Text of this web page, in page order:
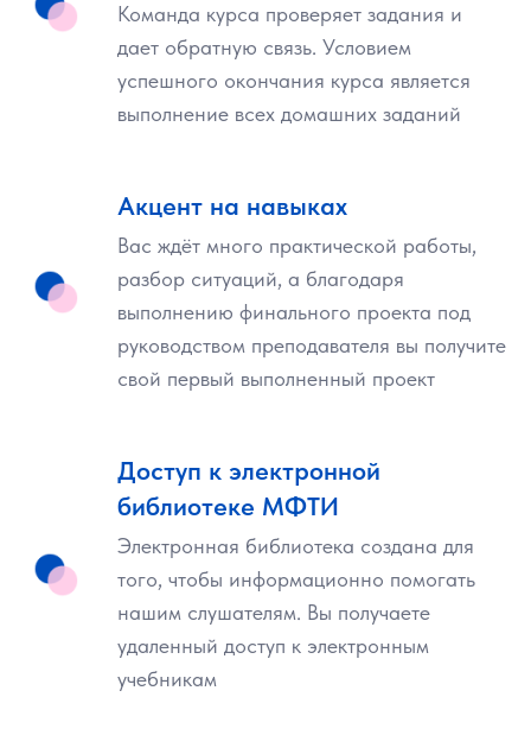
Команда курса проверяет задания и
дает обратную связь. Условием
успешного окончания курса является
выполнение всех домашних заданий
Акцент на навыках
Вас ждёт много практической работы,
разбор ситуаций, а благодаря
выполнению финального проекта под
руководством преподавателя вы получите
свой первый выполненный проект
Доступ к электронной
библиотеке МФТИ
Электронная библиотека создана для
того, чтобы информационно помогать
нашим слушателям. Вы получаете
удаленный доступ к электронным
учебникам